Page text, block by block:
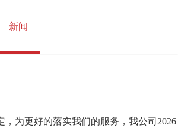
新闻
为更好的落实我们的服务，我公司2026